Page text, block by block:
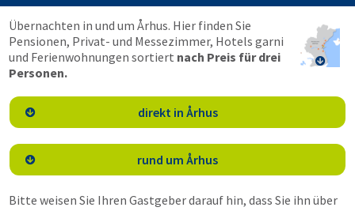

Übernachten in und um Århus. Hier finden Sie
Pensionen, Privat- und Messezimmer, Hotels garni
und Ferienwohnungen sortiert nach Preis für drei
Personen.
 direkt in Århus
 rund um Århus
Bitte weisen Sie Ihren Gastgeber darauf hin, dass Sie ihn über